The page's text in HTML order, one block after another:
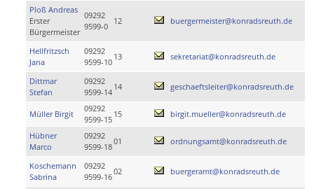
Ploß Andreas
Erster
Bürgermeister
09292
9599-0
12 buergermeister@konradsreuth.de
Hellfritzsch
Jana
09292
9599-10
13 sekretariat@konradsreuth.de
Dittmar
Stefan
09292
9599-14
14 geschaeftsleiter@konradsreuth.de
Müller Birgit
09292
9599-15
15 birgit.mueller@konradsreuth.de
Hübner
Marco
09292
9599-18
01 ordnungsamt@konradsreuth.de
Koschemann
Sabrina
09292
9599-16
02 buergeramt@konradsreuth.de